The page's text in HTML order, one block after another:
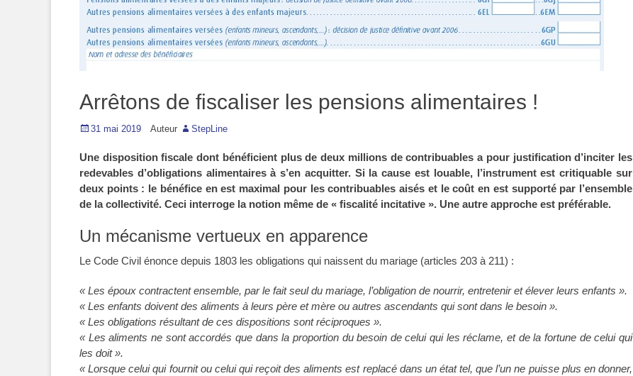
Arrêtons de fiscaliser les pensions alimentaires !
Posted
31 mai 2019 Auteur StepLine
Une disposition fiscale dont bénéficient plus de deux millions de contribuables a pour justification d’inciter les
redevables d’obligations alimentaires à s’en acquitter. Si la cause est louable, l’instrument est critiquable sur
deux points : le bénéfice en est maximal pour les contribuables aisés et le coût en est supporté par l’ensemble
de la collectivité. Ceci interroge la notion même de « fiscalité incitative ». Une autre approche est préférable.
Un mécanisme vertueux en apparence
Le Code Civil énonce depuis 1803 les obligations qui naissent du mariage (articles 203 à 211) :
« Les époux contractent ensemble, par le fait seul du mariage, l’obligation de nourrir, entretenir et élever leurs enfants ».
« Les enfants doivent des aliments à leurs père et mère ou autres ascendants qui sont dans le besoin ».
« Les obligations résultant de ces dispositions sont réciproques ».
« Les aliments ne sont accordés que dans la proportion du besoin de celui qui les réclame, et de la fortune de celui qui
les doit ».
« Lorsque celui qui fournit ou celui qui reçoit des aliments est replacé dans un état tel, que l’un ne puisse plus en donner,